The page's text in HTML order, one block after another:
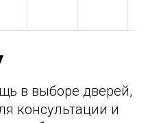
в выборе дверей,
консультации и